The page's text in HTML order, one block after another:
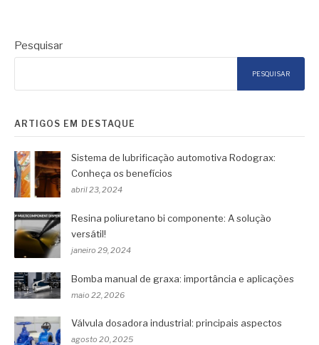
Pesquisar
PESQUISAR
ARTIGOS EM DESTAQUE
Sistema de lubrificação automotiva Rodograx:
Conheça os benefícios
abril 23, 2024
Resina poliuretano bi componente: A solução
versátil!
janeiro 29, 2024
Bomba manual de graxa: importância e aplicações
maio 22, 2026
Válvula dosadora industrial: principais aspectos
agosto 20, 2025